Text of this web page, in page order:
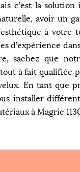
c’est la
avoir un
à votre
d’expérience
sachez que
à fait qualifiée
En tant que
installer
à Magrie